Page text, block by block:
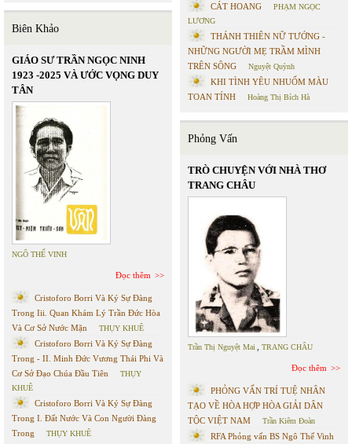
Biên Khảo
GIÁO SƯ TRẦN NGỌC NINH
1923 -2025 VÀ ƯỚC VỌNG DUY
TÂN
NGÔ THẾ VINH
Đọc thêm
Cristoforo Borri Và Ký Sự Đàng
Trong Iii. Quan Khám Lý Trần Đức Hòa
Và Cơ Sở Nước Mặn
THỤY KHUÊ
Cristoforo Borri Và Ký Sự Đàng
Trong - II. Minh Đức Vương Thái Phi Và
Cơ Sở Đạo Chúa Đầu Tiên
THỤY
KHUÊ
Cristoforo Borri Và Ký Sự Đàng
Trong I. Đất Nước Và Con Người Đàng
Trong
THỤY KHUÊ
CÁT HOANG
PHẠM NGỌC
LƯƠNG
THÁNH THIÊN NỮ TƯỚNG -
NHỮNG NGƯỜI MẸ TRẦM MÌNH
TRÊN SÔNG
Nguyệt Quỳnh
KHI TÌNH YÊU NHUỐM MÀU
TOAN TÍNH
Hoàng Thị Bích Hà
Phỏng Vấn
TRÒ CHUYỆN VỚI NHÀ THƠ
TRANG CHÂU
Trần Thị Nguyệt Mai TRANG CHÂU
Đọc thêm
PHỎNG VẤN TRÍ TUỆ NHÂN
TẠO VỀ HÒA HỢP HÒA GIẢI DÂN
TỘC VIỆT NAM
Trần Kiêm Đoàn
RFA Phỏng vấn BS Ngô Thế Vinh